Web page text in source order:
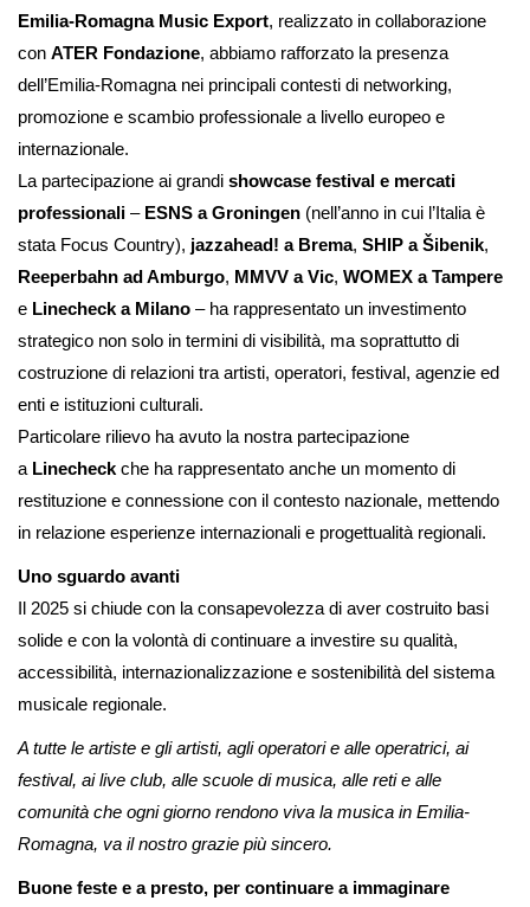
Emilia-Romagna Music Export, realizzato in collaborazione
con ATER Fondazione, abbiamo rafforzato la presenza
dell’Emilia-Romagna nei principali contesti di networking,
promozione e scambio professionale a livello europeo e
internazionale.
La partecipazione ai grandi showcase festival e mercati
professionali – ESNS a Groningen (nell’anno in cui l’Italia è
stata Focus Country), jazzahead! a Brema, SHIP a Šibenik,
Reeperbahn ad Amburgo, MMVV a Vic, WOMEX a Tampere
e Linecheck a Milano – ha rappresentato un investimento
strategico non solo in termini di visibilità, ma soprattutto di
costruzione di relazioni tra artisti, operatori, festival, agenzie ed
enti e istituzioni culturali.
Particolare rilievo ha avuto la nostra partecipazione
a Linecheck che ha rappresentato anche un momento di
restituzione e connessione con il contesto nazionale, mettendo
in relazione esperienze internazionali e progettualità regionali.
Uno sguardo avanti
Il 2025 si chiude con la consapevolezza di aver costruito basi
solide e con la volontà di continuare a investire su qualità,
accessibilità, internazionalizzazione e sostenibilità del sistema
musicale regionale.
A tutte le artiste e gli artisti, agli operatori e alle operatrici, ai
festival, ai live club, alle scuole di musica, alle reti e alle
comunità che ogni giorno rendono viva la musica in Emilia-
Romagna, va il nostro grazie più sincero.
Buone feste e a presto, per continuare a immaginare